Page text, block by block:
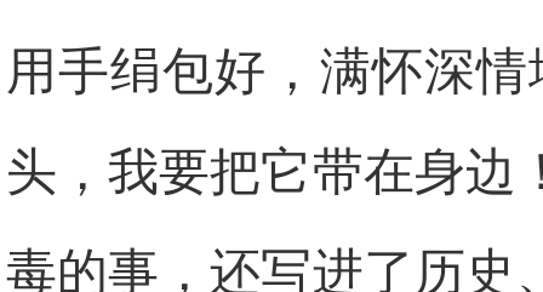
用手绢包好，满怀深
头，我要把它带在身边
毒的事，还写进了历史